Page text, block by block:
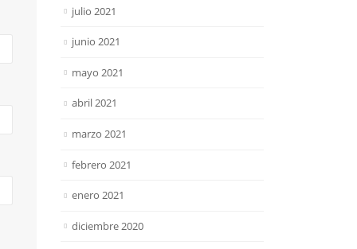
julio 2021
junio 2021
mayo 2021
abril 2021
marzo 2021
febrero 2021
enero 2021
diciembre 2020